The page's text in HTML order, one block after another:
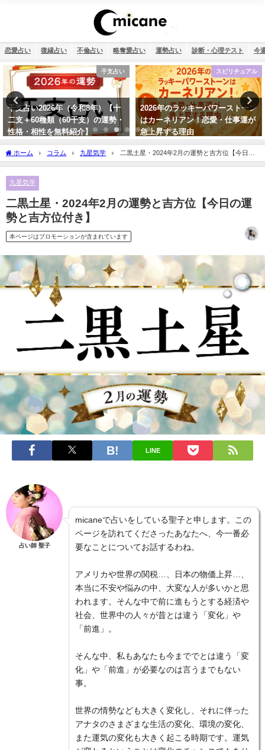
恋愛占い 復縁占い 不倫占い 略奪愛占い 運勢占い 診断・心理テスト 今
干支占い
（令和8年）【十
60干支）の運勢・
料紹介】
スピリチュアル
2026年のラッキーパワーストーン
はカーネリアン！恋愛・仕事運が
急上昇する理由
タロット占い
来ない理由は
ホーム コラム 九星気学
二黒土星・2024年2月の運勢と吉方位【今日の
運勢と吉方位付き】
九星気学
二黒土星・2024年2月の運勢と吉方位【今日の運
勢と吉方位付き】
本ページはプロモーションが含まれています
LINE
占い師 聖子
micaneで占いをしている聖子と申します。この
ページを訪れてくださったあなたへ、今一番必
要なことについてお話するわね。
アメリカや世界の関税…、日本の物価上昇…、
本当に不安や悩みの中、大変な人が多いかと思
われます。そんな中で前に進もうとする経済や
社会、世界中の人々が昔とは違う「変化」や
「前進」。
そんな中、私もあなたも今まででとは違う「変
化」や「前進」が必要なのは言うまでもない
事。
世界の情勢なども大きく変化し、それに伴った
アナタのさまざまな生活の変化、環境の変化、
また運気の変化も大きく起こる時期です。運気